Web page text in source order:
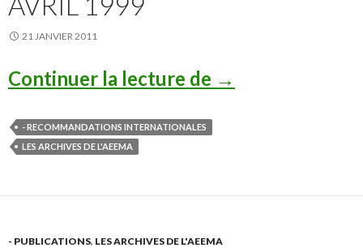
21 JANVIER 2011
Continuer la lecture de →
- RECOMMANDATIONS INTERNATIONALES
LES ARCHIVES DE L'AEEMA
- PUBLICATIONS, LES ARCHIVES DE L'AEEMA